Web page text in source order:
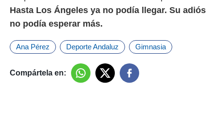
Hasta Los Ángeles ya no podía llegar. Su adiós
no podía esperar más.
Ana Pérez Deporte Andaluz Gimnasia
Compártela en: